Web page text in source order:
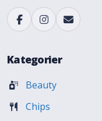
Kategorier
Beauty
Chips